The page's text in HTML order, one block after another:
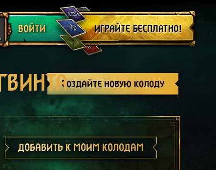
ВОЙТИ
Выйти
ИГРАЙТЕ БЕСПЛАТНО!
Создайте новую колоду
ДОБАВИТЬ К МОИМ КОЛОДАМ